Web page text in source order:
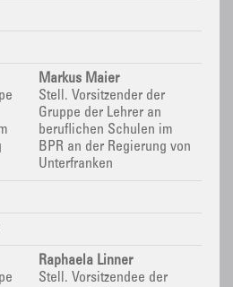
Markus Maier
Stell. Vorsitzender der
Gruppe der Lehrer an
beruflichen Schulen im
BPR an der Regierung von
Unterfranken
Raphaela Linner
Stell. Vorsitzendee der